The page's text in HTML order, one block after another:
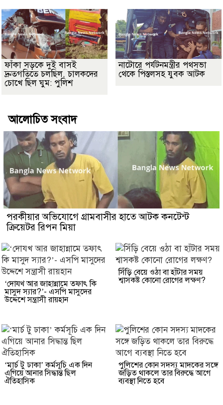
ফাঁকা সড়কে দুই বাসই
দ্রুতগতিতে চলছিল, চালকদের
চোখে ছিল ঘুম: পুলিশ
নাটোরে পর্যটনমন্ত্রীর পথসভা
থেকে পিস্তলসহ যুবক আটক
আলোচিত সংবাদ
পরকীয়ার অভিযোগে গ্রামবাসীর হাতে আটক কনটেন্ট
ক্রিয়েটর রিপন মিয়া
‘দোযখ আর জাহান্নামে তফাৎ কি
মাসুদ স্যার?’- এসপি মাসুদের
উদ্দেশে সন্ত্রাসী রায়হান
সিঁড়ি বেয়ে ওঠা বা হাঁটার সময়
শ্বাসকষ্ট কোনো রোগের লক্ষণ?
‘মার্চ টু ঢাকা’ কর্মসূচি এক দিন
এগিয়ে আনার সিদ্ধান্ত ছিল
ঐতিহাসিক
পুলিশের কোন সদস্য মাদকের সঙ্গে
জড়িত থাকলে তার বিরুদ্ধে আগে
ব্যবস্থা নিতে হবে